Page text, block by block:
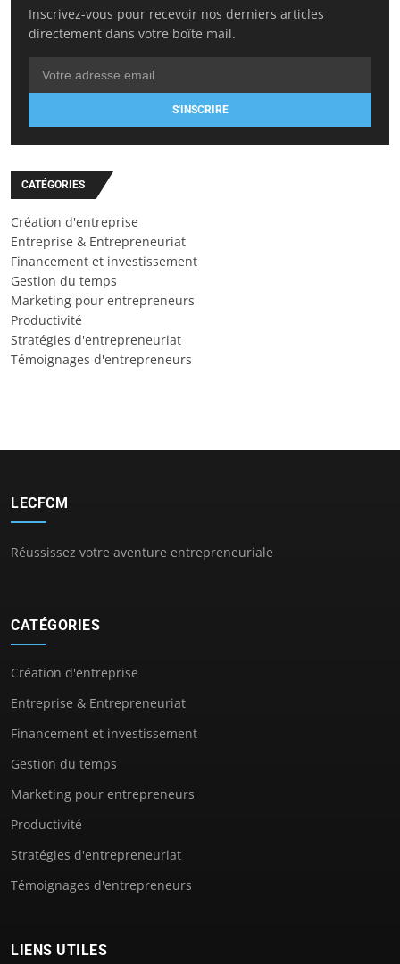
Inscrivez-vous pour recevoir nos derniers articles
directement dans votre boîte mail.
S'INSCRIRE
CATÉGORIES
Création d'entreprise
Entreprise & Entrepreneuriat
Financement et investissement
Gestion du temps
Marketing pour entrepreneurs
Productivité
Stratégies d'entrepreneuriat
Témoignages d'entrepreneurs
LECFCM
Réussissez votre aventure entrepreneuriale
CATÉGORIES
Création d'entreprise
Entreprise & Entrepreneuriat
Financement et investissement
Gestion du temps
Marketing pour entrepreneurs
Productivité
Stratégies d'entrepreneuriat
Témoignages d'entrepreneurs
LIENS UTILES